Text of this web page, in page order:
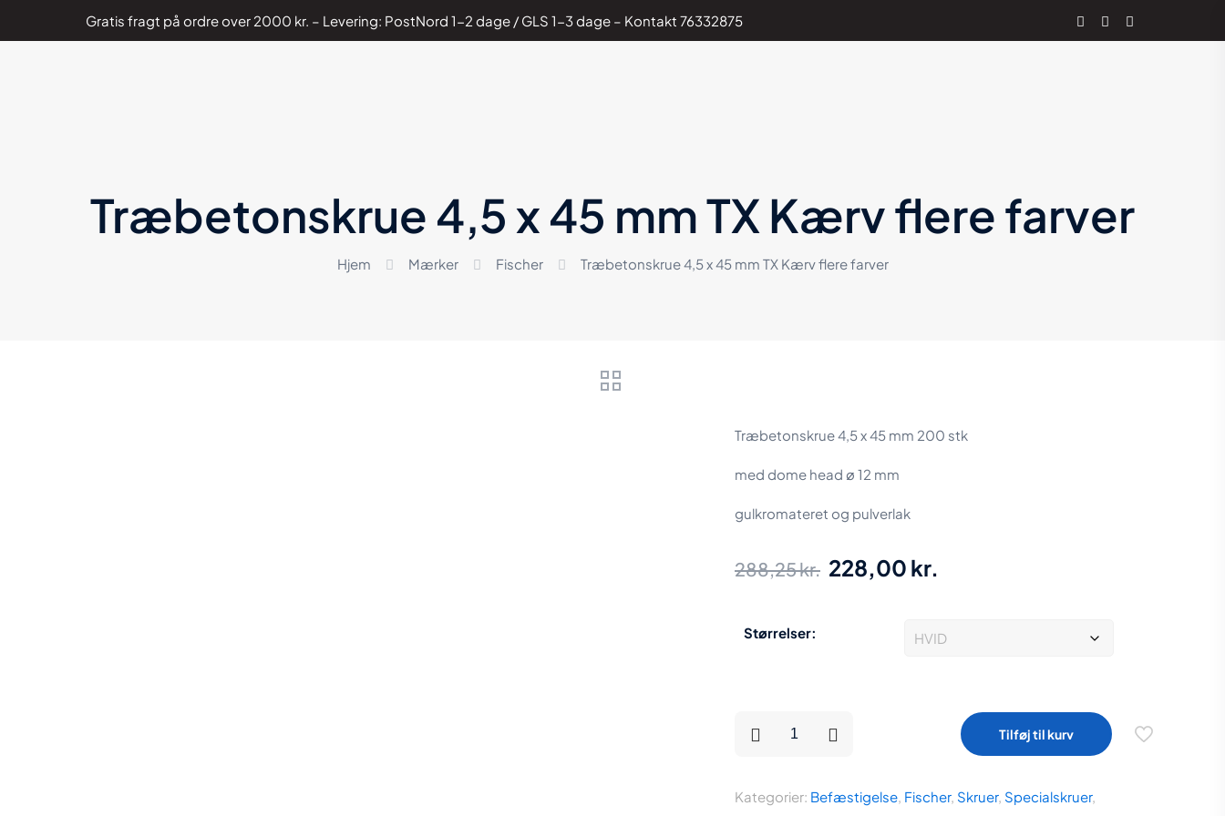
Gratis fragt på ordre over 2000 kr. – Levering: PostNord 1-2 dage / GLS 1-3 dage – Kontakt 76332875
Træbetonskrue 4,5 x 45 mm TX Kærv flere farver
Hjem Mærker Fischer Træbetonskrue 4,5 x 45 mm TX Kærv flere farver
Træbetonskrue 4,5 x 45 mm 200 stk
med dome head ø 12 mm
gulkromateret og pulverlak
288,25kr. Den
228,00 kr.
er:
Størrelser:
45
Tilføj til kurv
Kategorier: Befæstigelse, Fischer, Skruer, Specialskruer,